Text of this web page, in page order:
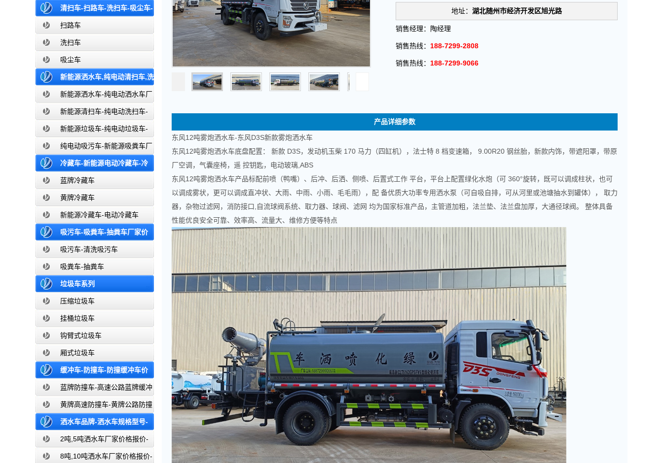
消防洒水车报价-湖北盈通消防洒水车
厂家直销
清扫车-扫路车-洗扫车-吸尘车-
价格报价-湖北盈通
扫路车
洗扫车
吸尘车
新能源洒水车,纯电动清扫车,洗
扫车,垃圾车-新能源纯电动厂家价格报
价-湖北盈通
新能源洒水车-纯电动洒水车厂
家价格报价-湖北盈通
新能源清扫车-纯电动洗扫车-
新能源纯电动厂家价格报价-湖北盈通
新能源垃圾车-纯电动垃圾车-
新能源纯电动垃圾车厂家价格报价-湖
北盈通
纯电动吸污车-新能源吸粪车厂
家价格报价-湖北盈通
冷藏车-新能源电动冷藏车-冷
藏车厂家价格报价-湖北盈通
蓝牌冷藏车
黄牌冷藏车
新能源冷藏车-电动冷藏车
吸污车-吸粪车-抽粪车厂家价
格报价-清洗吸污车生产厂家
吸污车-清洗吸污车
吸粪车-抽粪车
垃圾车系列
压缩垃圾车
挂桶垃圾车
钩臂式垃圾车
厢式垃圾车
缓冲车-防撞车-防撞缓冲车价
格报价-高速公路防撞缓冲车厂家直销
蓝牌防撞车-高速公路蓝牌缓冲
黄牌高速防撞车-黄牌公路防撞
缓冲车 洒水车品牌-洒水车规格型号-
洒水车图片大全-湖北盈通
2吨,5吨洒水车厂家价格报价-
东风湖北盈通8吨,10吨洒水车厂家价格报价-
地址： 湖北随州市经济开发区旭光路
销售经理：陶经理
销售热线： 188-7299-2808
销售热线： 188-7299-9066
产品详细参数
东风12吨雾炮洒水车-东风D3S新款雾炮洒水车
东风12吨雾炮洒水车底盘配置： 新款 D3S，发动机玉柴 170 马力（四缸机），法士特 8 档变速箱， 9.00R20 钢丝胎，新款内饰，带遮阳罩，带原
厂空调，气囊座椅，遥 控钥匙，电动玻璃,ABS
东风12吨雾炮洒水车产品标配前喷（鸭嘴）、后冲、后洒、侧喷、后置式工作 平台，平台上配置绿化水炮（可 360°旋转，既可以调成柱状，也可
以调成雾状，更可以调成直冲状、大雨、中雨、小雨、毛毛雨），配 备优质大功率专用洒水泵（可自吸自排，可从河里或池塘抽水到罐体）， 取力
器，杂物过滤网，消防接口,自流球阀系统、取力器、球阀、滤网 均为国家标准产品，主管道加粗，法兰垫、法兰盘加厚，大通径球阀。 整体具备
性能优良安全可靠、效率高、流量大、维修方便等特点